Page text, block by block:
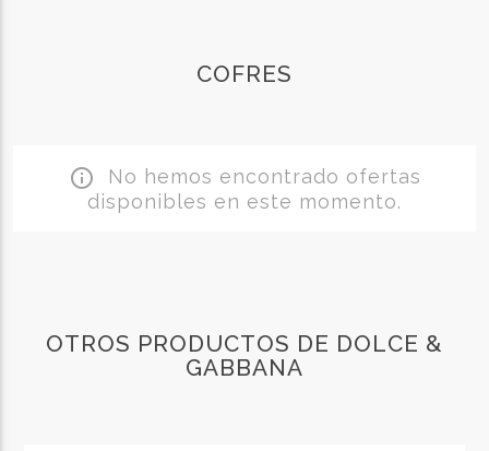
COFRES
info_outline No hemos encontrado ofertas
disponibles en este momento.
OTROS PRODUCTOS DE DOLCE &
GABBANA